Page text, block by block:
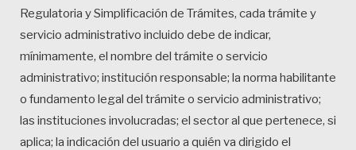
Regulatoria y Simplificación de Trámites, cada trámite y
servicio administrativo incluido debe de indicar,
mínimamente, el nombre del trámite o servicio
administrativo; institución responsable; la norma habilitante
o fundamento legal del trámite o servicio administrativo;
las instituciones involucradas; el sector al que pertenece, si
aplica; la indicación del usuario a quién va dirigido el